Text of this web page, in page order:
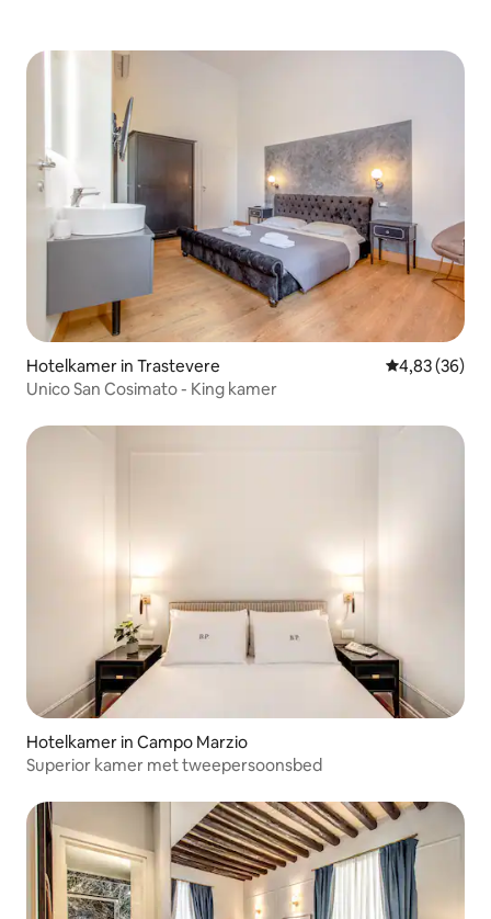
Hotelkamer in Trastevere Gemiddelde
4,83 (36)
Unico San Cosimato - King kamer
Hotelkamer in Campo Marzio
Superior kamer met tweepersoonsbed